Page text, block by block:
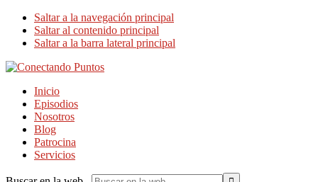
Saltar a la navegación principal
Saltar al contenido principal
Saltar a la barra lateral principal
Inicio
Episodios
Nosotros
Blog
Patrocina
Servicios